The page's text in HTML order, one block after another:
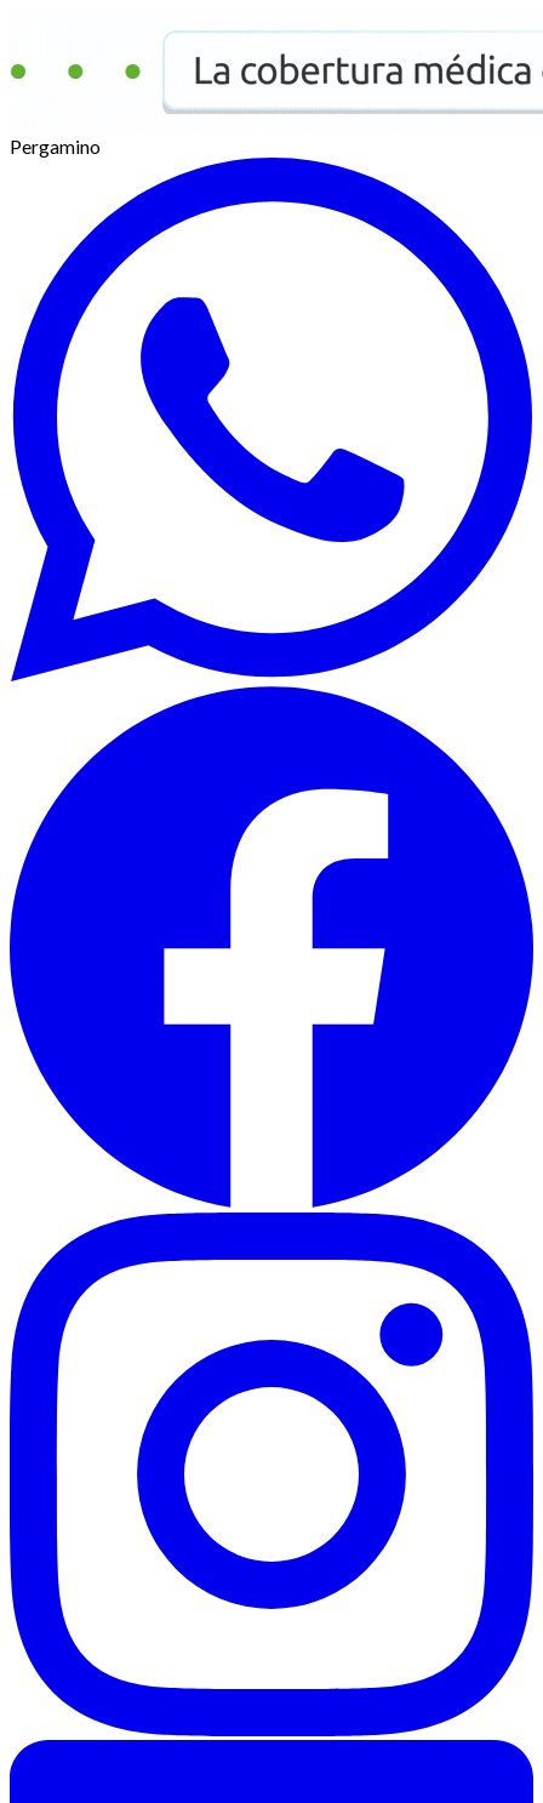
Pergamino